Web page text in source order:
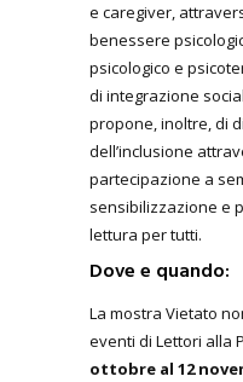
e caregiver,
benessere
psicologico e
di integrazione
propone, inoltre, di
dell’inclusione
partecipazione a
sensibilizzazione e
lettura per tutti.
Dove e quando:
La mostra Vietato
eventi di Lettori alla
ottobre al 12